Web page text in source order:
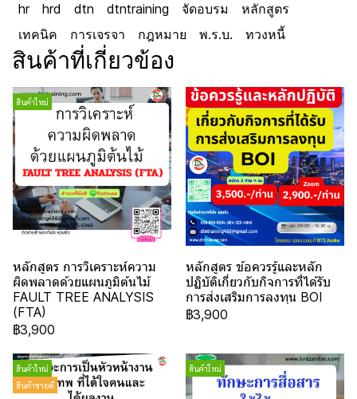
hr hrd dtn dtntraining จัดอบรม
หลักสูตร
เทคนิค
การเจรจา กฎหมาย พ.ร.บ. ทวงหนี้
สินค้าที่เกี่ยวข้อง
สินค้าใหม่
หลักสูตร การวิเคราะห์ความ
ผิดพลาดด้วยแผนภูมิต้นไม้
FAULT TREE ANALYSIS
(FTA)
฿3,900
หลักสูตร ข้อควรรู้และหลัก
ปฏิบัติเกี่ยวกับกิจการที่ได้รับ
การส่งเสริมการลงทุน BOI
฿3,900
สินค้าใหม่
สินค้าขายดี
สินค้าใหม่